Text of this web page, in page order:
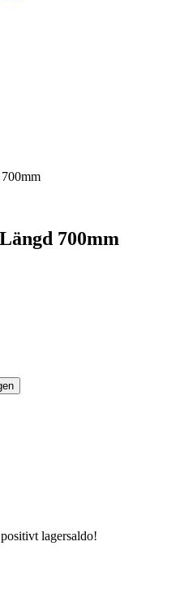
700mm
lagersaldo!